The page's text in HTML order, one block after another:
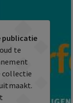
publicatie
te
collectie